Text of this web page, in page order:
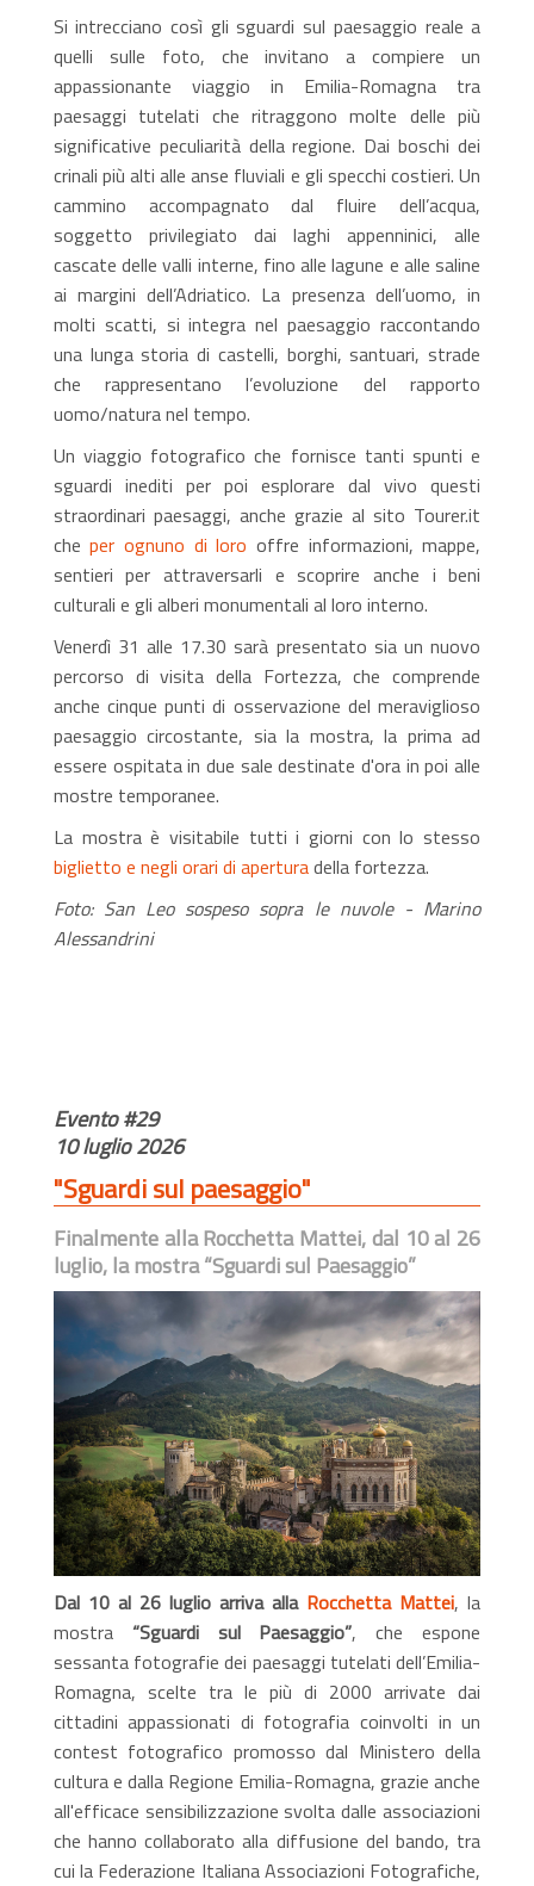
Si intrecciano così gli sguardi sul paesaggio reale a
quelli sulle foto, che invitano a compiere un
appassionante viaggio in Emilia-Romagna tra
paesaggi tutelati che ritraggono molte delle più
significative peculiarità della regione. Dai boschi dei
crinali più alti alle anse fluviali e gli specchi costieri. Un
cammino accompagnato dal fluire dell’acqua,
soggetto privilegiato dai laghi appenninici, alle
cascate delle valli interne, fino alle lagune e alle saline
ai margini dell’Adriatico. La presenza dell’uomo, in
molti scatti, si integra nel paesaggio raccontando
una lunga storia di castelli, borghi, santuari, strade
che rappresentano l’evoluzione del rapporto
uomo/natura nel tempo.
Un viaggio fotografico che fornisce tanti spunti e
sguardi inediti per poi esplorare dal vivo questi
straordinari paesaggi, anche grazie al sito Tourer.it
cheper ognuno di loro offre informazioni, mappe,
sentieri per attraversarli e scoprire anche i beni
culturali e gli alberi monumentali al loro interno.
Venerdì 31 alle 17.30 sarà presentato sia un nuovo
percorso di visita della Fortezza, che comprende
anche cinque punti di osservazione del meraviglioso
paesaggio circostante, sia la mostra, la prima ad
essere ospitata in due sale destinate d'ora in poi alle
mostre temporanee.
La mostra è visitabile tutti i giorni con lo stesso
biglietto e negli orari di aperturadella fortezza.
Foto: San Leo sospeso sopra le nuvole - Marino
Alessandrini
Evento #29
10 luglio 2026
"Sguardi sul paesaggio"
Finalmente alla Rocchetta Mattei, dal 10 al 26
luglio, la mostra “Sguardi sul Paesaggio”
Dal 10 al 26 luglio arriva alla Rocchetta Mattei, la
mostra “Sguardi sul Paesaggio”, che espone
sessanta fotografie dei paesaggi tutelati dell’Emilia-
Romagna, scelte tra le più di 2000 arrivate dai
cittadini appassionati di fotografia coinvolti in un
contest fotografico promosso dal Ministero della
cultura e dalla Regione Emilia-Romagna, grazie anche
all'efficace sensibilizzazione svolta dalle associazioni
che hanno collaborato alla diffusione del bando, tra
cui la Federazione Italiana Associazioni Fotografiche,